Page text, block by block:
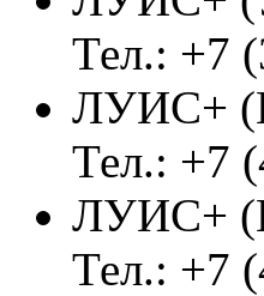
Тел.: +7
ЛУИС+
Тел.: +7
ЛУИС+
Тел.: +7